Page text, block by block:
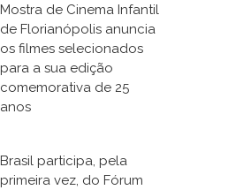
Mostra de Cinema Infantil
de Florianópolis anuncia
os filmes selecionados
para a sua edição
comemorativa de 25
anos
Brasil participa, pela
primeira vez, do Fórum